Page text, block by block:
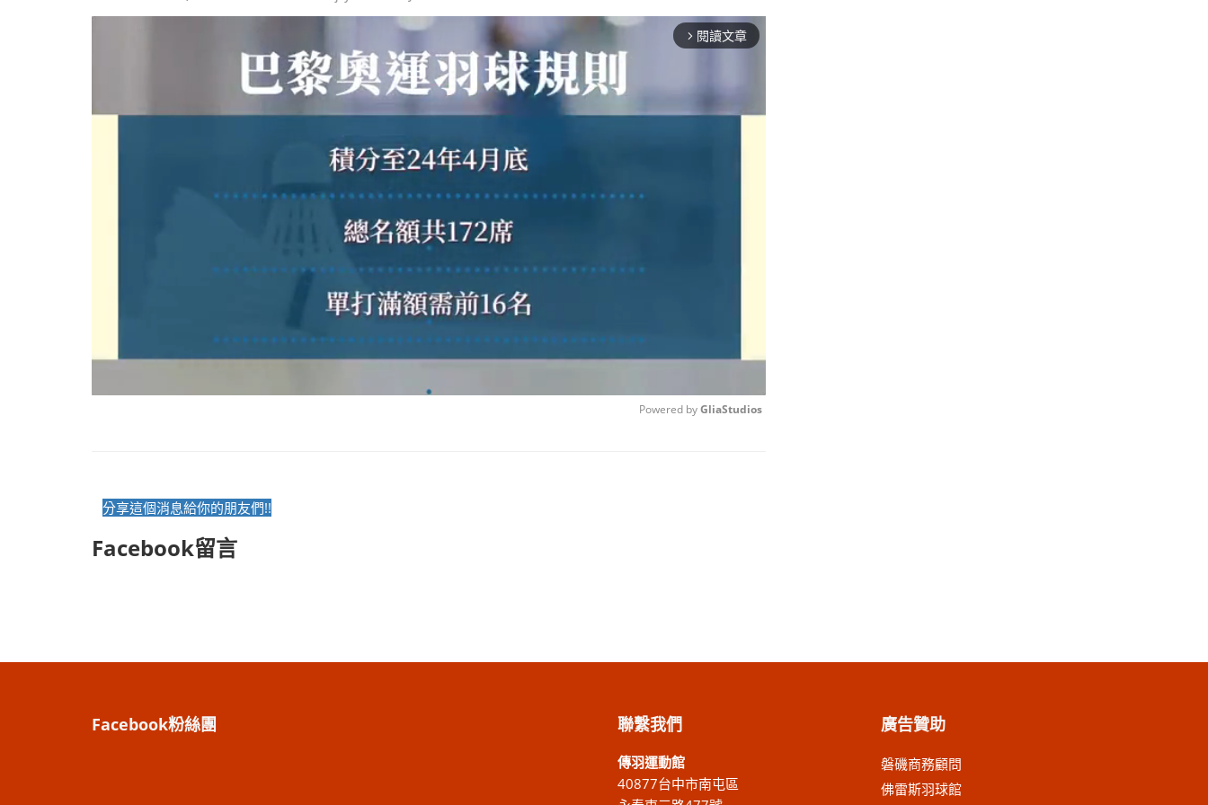
arrow_forward_ios 閱讀文章
Powered by GliaStudios
分享這個消息給你的朋友們!!
Facebook留言
Facebook粉絲團 聯繫我們
傳羽運動館
40877台中市南屯區
廣告贊助
磐磯商務顧問
佛雷斯羽球館